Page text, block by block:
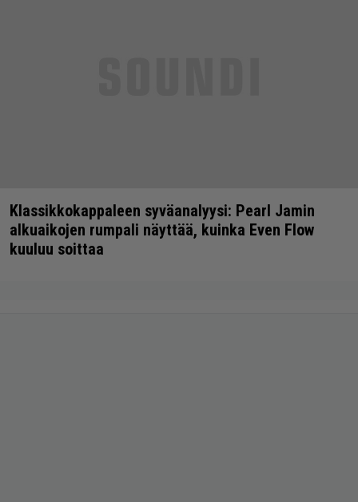
Klassikkokappaleen syväanalyysi: Pearl Jamin
alkuaikojen rumpali näyttää, kuinka Even Flow
kuuluu soittaa